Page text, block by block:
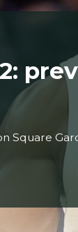
Square